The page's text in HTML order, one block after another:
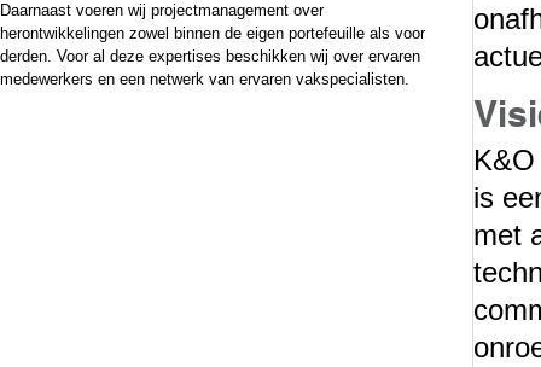
Daarnaast voeren wij projectmanagement over
herontwikkelingen zowel binnen de eigen portefeuille als voor
derden. Voor al deze expertises beschikken wij over ervaren
medewerkers en een netwerk van ervaren vakspecialisten.
is
met